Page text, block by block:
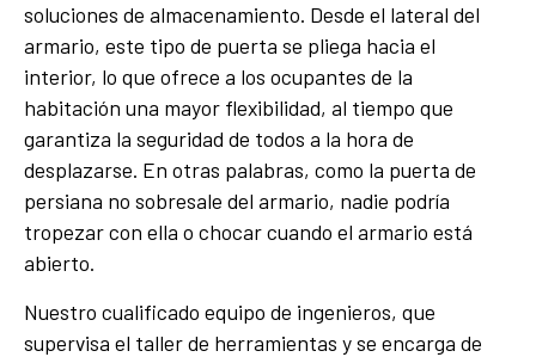
soluciones de almacenamiento. Desde el lateral del
armario, este tipo de puerta se pliega hacia el
interior, lo que ofrece a los ocupantes de la
habitación una mayor flexibilidad, al tiempo que
garantiza la seguridad de todos a la hora de
desplazarse. En otras palabras, como la puerta de
persiana no sobresale del armario, nadie podría
tropezar con ella o chocar cuando el armario está
abierto.
Nuestro cualificado equipo de ingenieros, que
supervisa el taller de herramientas y se encarga de